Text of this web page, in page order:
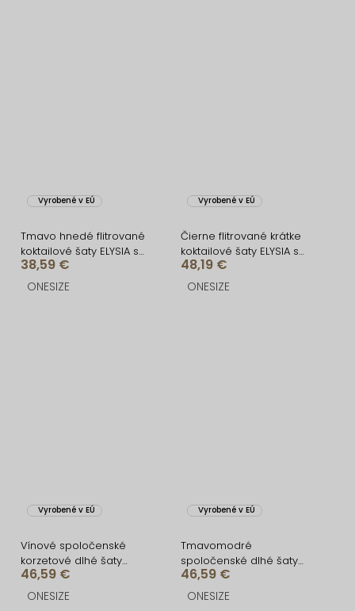
Vyrobené v EÚ
Tmavo hnedé flitrované
koktailové šaty ELYSIA s
kraťaskami
38,59 €
ONESIZE
Vyrobené v EÚ
Čierne flitrované krátke
koktailové šaty ELYSIA s
kraťaskami
48,19 €
ONESIZE
Vyrobené v EÚ
Vínové spoločenské
korzetové dlhé šaty
FAYELA
46,59 €
ONESIZE
Vyrobené v EÚ
Tmavomodré
spoločenské dlhé šaty
FAYELA
46,59 €
ONESIZE